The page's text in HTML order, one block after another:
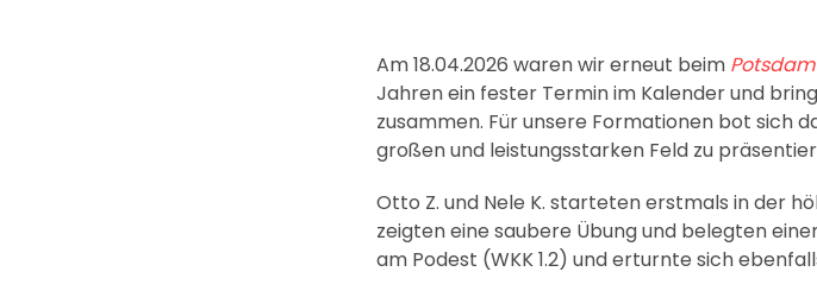
Am 18.04.2026 waren wir erneut beim
Jahren ein fester Termin im Kalender und
zusammen. Für unsere Formationen bot sich
großen und leistungsstarken Feld zu
Otto Z. und Nele K. starteten erstmals in der
zeigten eine saubere Übung und belegten
am Podest (WKK 1.2) und erturnte sich